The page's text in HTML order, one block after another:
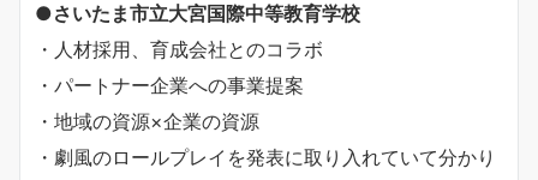
●さいたま市立大宮国際中等教育学校
・人材採用、育成会社とのコラボ
・パートナー企業への事業提案
・地域の資源×企業の資源
・劇風のロールプレイを発表に取り入れていて分かり